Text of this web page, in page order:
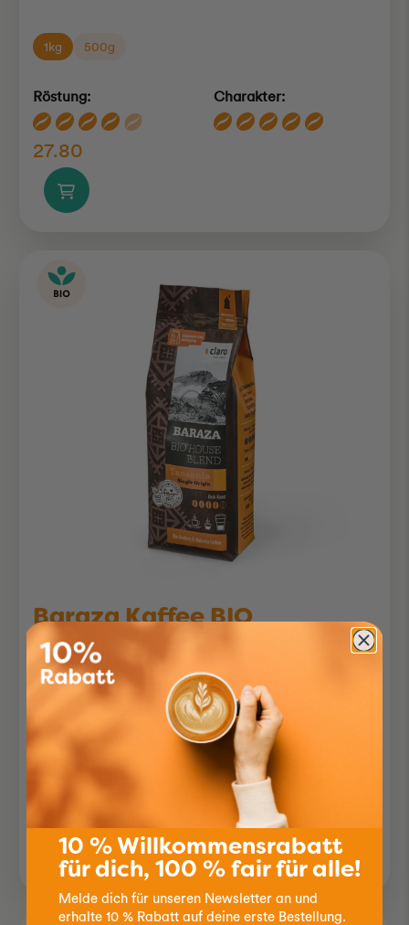
1kg 500g
Röstung: Charakter:
27.80
Baraza Kaffee BIO
gemahlen
Charakter:
8.90
10 % Willkommensrabatt
für dich, 100 % fair für alle!
Melde dich für unseren Newsletter an und
erhalte 10 % Rabatt auf deine erste Bestellung.